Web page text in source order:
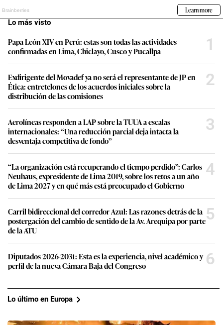
Lo más visto
Papa León XIV en Perú: estas son todas las actividades
confirmadas en Lima, Chiclayo, Cusco y Pucallpa
1
Exdirigente del Movadef ya no será el representante de JP en
Ética: entretelones de los acuerdos iniciales sobre la
distribución de las comisiones
2
Aerolíneas responden a LAP sobre la TUUA a escalas
internacionales: “Una reducción parcial deja intacta la
desventaja competitiva de fondo”
3
“La organización está recuperando el tiempo perdido”: Carlos
Neuhaus, expresidente de Lima 2019, sobre los retos a un año
de Lima 2027 y en qué más está preocupado el Gobierno
4
Carril bidireccional del corredor Azul: Las razones detrás de la
postergación del cambio de sentido de la Av. Arequipa por parte
de la ATU
5
Diputados 2026-2031: Esta es la experiencia, nivel académico y
perfil de la nueva Cámara Baja del Congreso
6
Lo último en Europa